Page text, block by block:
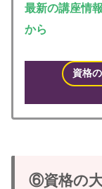
最新の講座情
から
資格
⑥資格の